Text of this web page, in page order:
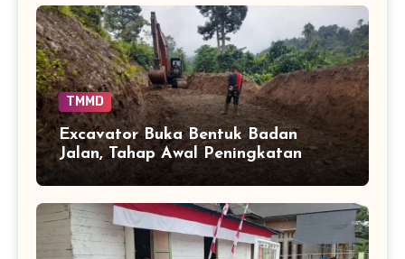
TMMD
Excavator Buka Bentuk Badan
Jalan, Tahap Awal Peningkatan
Akses di Sarah Raya